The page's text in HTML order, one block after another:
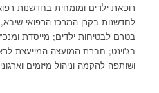
רופאת ילדים ומומחית בחדשנות
לחדשנות בקרן המרכז הרפואי
בטרם לבטיחות ילדים; מייסדת
בג'וינט; חברת המועצה המייעצת
ושותפה להקמה וניהול מיזמים